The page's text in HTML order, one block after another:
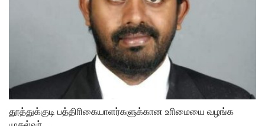
தூத்துக்குடி பத்திாிகையாளர்களுக்கான உாிமையை வழங்க